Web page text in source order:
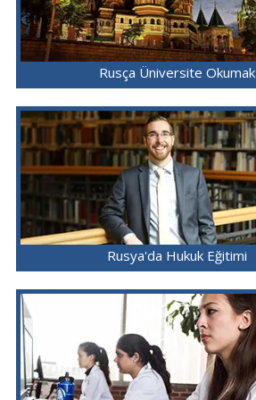
Rusça Üniversite Okumak
Rusya'da Hukuk Eğitimi